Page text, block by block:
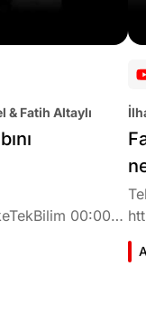
& Fatih Altaylı
00:00
kararı kimin
sinyalini